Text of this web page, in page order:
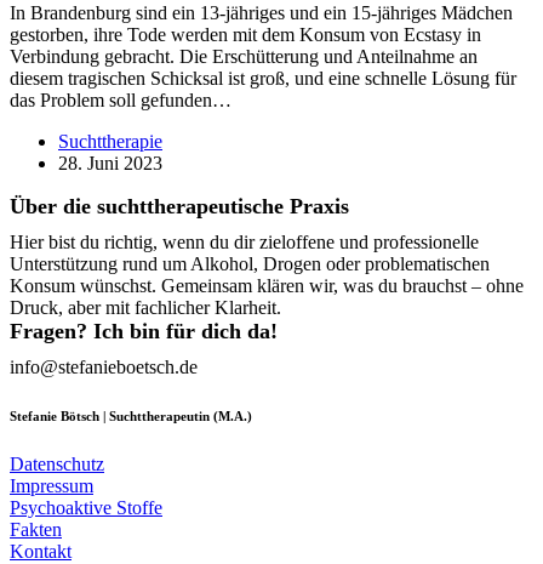
In Brandenburg sind ein 13-jähriges und ein 15-jähriges Mädchen
gestorben, ihre Tode werden mit dem Konsum von Ecstasy in
Verbindung gebracht. Die Erschütterung und Anteilnahme an
diesem tragischen Schicksal ist groß, und eine schnelle Lösung für
das Problem soll gefunden…
Suchttherapie
28. Juni 2023
Über die suchttherapeutische Praxis
Hier bist du richtig, wenn du dir zieloffene und professionelle
Unterstützung rund um Alkohol, Drogen oder problematischen
Konsum wünschst. Gemeinsam klären wir, was du brauchst – ohne
Druck, aber mit fachlicher Klarheit.
Fragen? Ich bin für dich da!
info@stefanieboetsch.de
Stefanie Bötsch | Suchttherapeutin (M.A.)
Datenschutz
Impressum
Psychoaktive Stoffe
Fakten
Kontakt